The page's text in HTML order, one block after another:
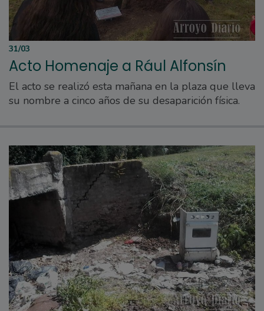
31/03
Acto Homenaje a Rául Alfonsín
El acto se realizó esta mañana en la plaza que lleva
su nombre a cinco años de su desaparición física.